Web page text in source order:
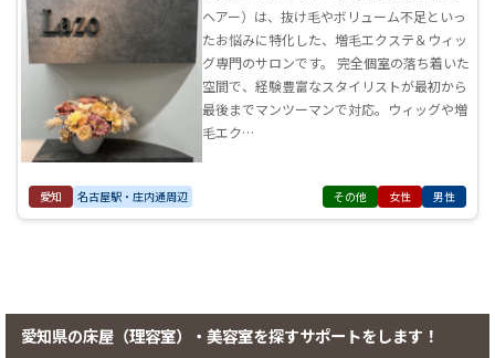
ヘアー）は、抜け毛やボリューム不足といっ
たお悩みに特化した、増毛エクステ＆ウィッ
グ専門のサロンです。 完全個室の落ち着いた
空間で、経験豊富なスタイリストが最初から
最後までマンツーマンで対応。ウィッグや増
毛エク…
愛知 名古屋駅・庄内通周辺 その他 女性 男性
愛知県の床屋（理容室）・美容室を探すサポートをします！